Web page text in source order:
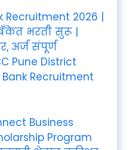
Recruitment 2026 |
भरती सुरू |
अर्ज संपूर्ण
Pune District
Recruitment
Business
Program